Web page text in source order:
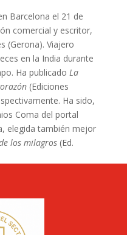
Barcelona el 21 de
comercial y escritor,
(Gerona). Viajero
en la India durante
Ha publicado La
(Ediciones
Ha sido,
Coma del portal
elegida también mejor
los milagros(Ed.